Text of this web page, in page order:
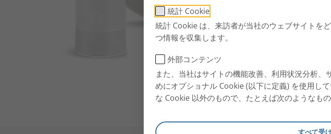
統計 Cookie
統計 Cookie は、来訪者が当社のウェブサイトを
つ情報を収集します。
外部コンテンツ
また、当社はサイトの機能改善、利用状況分析
めにオプショナル Cookie (以下に定義) を使用し
な Cookie 以外のもので、たとえば次のようなもの
すべて受